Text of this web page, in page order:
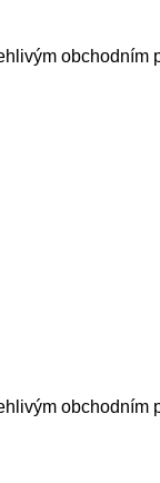
obchodním
obchodním